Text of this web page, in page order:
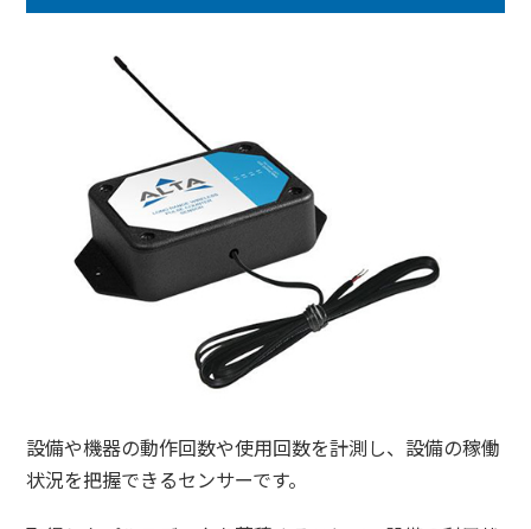
設備や機器の動作回数や使用回数を計測し、設備の稼働
状況を把握できるセンサーです。